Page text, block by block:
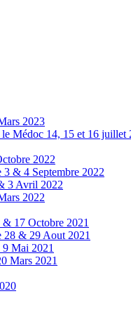
2023
Médoc 14, 15 et 16 juillet
2022
& 4 Septembre 2022
3 Avril 2022
2022
17 Octobre 2021
28 & 29 Aout 2021
Mai 2021
Mars 2021